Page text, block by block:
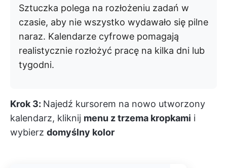
Sztuczka polega na rozłożeniu zadań w
czasie, aby nie wszystko wydawało się pilne
naraz. Kalendarze cyfrowe pomagają
realistycznie rozłożyć pracę na kilka dni lub
tygodni.
Krok 3: Najedź kursorem na nowo utworzony
kalendarz, kliknij menu z trzema kropkami i
wybierz domyślny kolor